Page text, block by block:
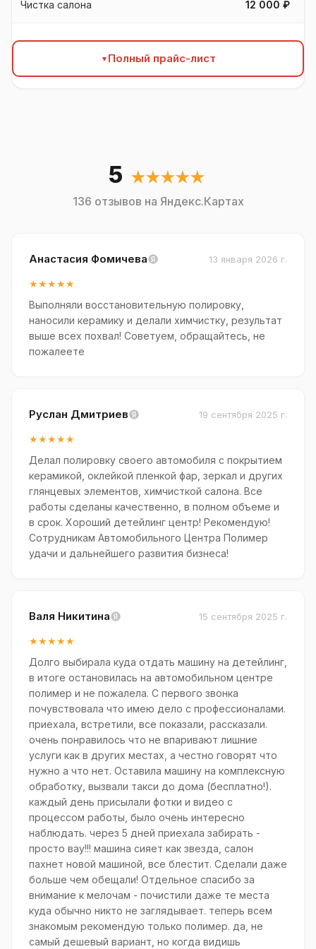
Чистка салона 12 000 ₽
Полный прайс-лист
5 ★★★★★
136 отзывов на Яндекс.Картах
Анастасия Фомичева 13 января 2026 г.
★★★★★
Выполняли восстановительную полировку,
наносили керамику и делали химчистку, результат
выше всех похвал! Советуем, обращайтесь, не
пожалеете
Руслан Дмитриев 19 сентября 2025 г.
★★★★★
Делал полировку своего автомобиля с покрытием
керамикой, оклейкой пленкой фар, зеркал и других
глянцевых элементов, химчисткой салона. Все
работы сделаны качественно, в полном объеме и
в срок. Хороший детейлинг центр! Рекомендую!
Сотрудникам Автомобильного Центра Полимер
удачи и дальнейшего развития бизнеса!
Валя Никитина 15 сентября 2025 г.
★★★★★
Долго выбирала куда отдать машину на детейлинг,
в итоге остановилась на автомобильном центре
полимер и не пожалела. С первого звонка
почувствовала что имею дело с профессионалами.
приехала, встретили, все показали, рассказали.
очень понравилось что не впаривают лишние
услуги как в других местах, а честно говорят что
нужно а что нет. Оставила машину на комплексную
обработку, вызвали такси до дома (бесплатно!).
каждый день присылали фотки и видео с
процессом работы, было очень интересно
наблюдать. через 5 дней приехала забирать -
просто вау!!! машина сияет как звезда, салон
пахнет новой машиной, все блестит. Сделали даже
больше чем обещали! Отдельное спасибо за
внимание к мелочам - почистили даже те места
куда обычно никто не заглядывает. теперь всем
знакомым рекомендую только полимер. да, не
самый дешевый вариант, но когда видишь